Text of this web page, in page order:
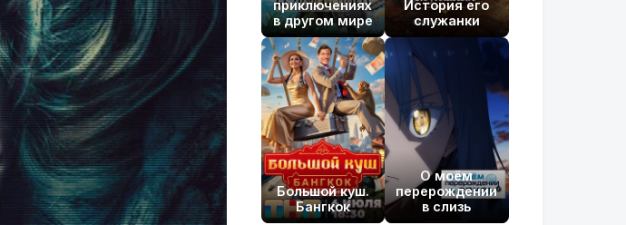
приключениях
в другом мире
История его
служанки
Большой куш.
Бангкок
О моём
перерождении
в слизь